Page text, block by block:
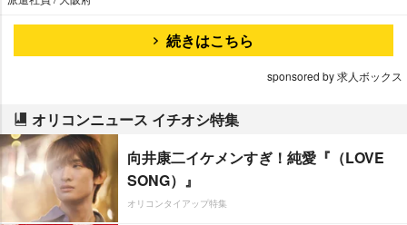
続きはこちら
sponsored by 求人ボックス
オリコンニュース イチオシ特集
向井康二イケメンすぎ！純愛『（LOVE
SONG）』
オリコンタイアップ特集